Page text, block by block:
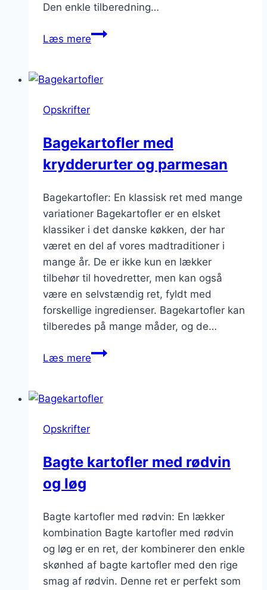
Den enkle tilberedning…
Læs mereBagekartofler
og
Opskrifter
Bagekartofler med
krydderurter og parmesan
Bagekartofler: En klassisk ret med mange
variationer Bagekartofler er en elsket
klassiker i det danske køkken, der har
været en del af vores madtraditioner i
mange år. De er ikke kun en lækker
tilbehør til hovedretter, men kan også
være en selvstændig ret, fyldt med
forskellige ingredienser. Bagekartofler kan
tilberedes på mange måder, og de…
Læs mereBagekartofler
og
Opskrifter
Bagte kartofler med rødvin
og løg
Bagte kartofler med rødvin: En lækker
kombination Bagte kartofler med rødvin
og løg er en ret, der kombinerer den enkle
skønhed af bagte kartofler med den rige
smag af rødvin. Denne ret er perfekt som